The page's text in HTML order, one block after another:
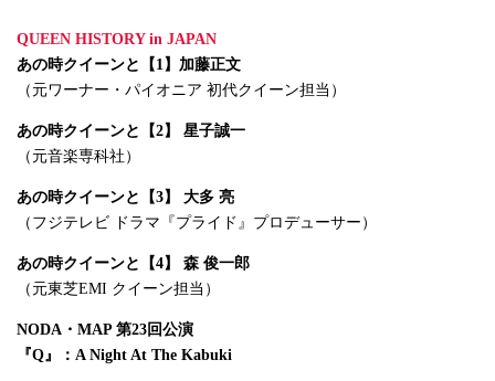
QUEEN HISTORY in JAPAN
あの時クイーンと【1】加藤正文
（元ワーナー・パイオニア 初代クイーン担当）
あの時クイーンと【2】 星子誠一
（元音楽専科社）
あの時クイーンと【3】 大多 亮
（フジテレビ ドラマ『プライド』プロデューサー）
あの時クイーンと【4】 森 俊一郎
（元東芝EMI クイーン担当）
NODA・MAP 第23回公演
『Q』：A Night At The Kabuki